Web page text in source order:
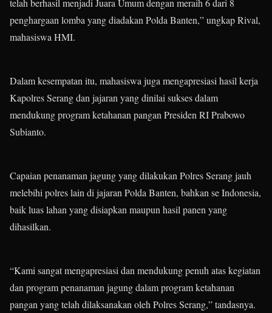
telah berhasil menjadi Juara Umum dengan meraih 6 dari 8
penghargaan lomba yang diadakan Polda Banten,” ungkap Rival,
mahasiswa HMI.
Dalam kesempatan itu, mahasiswa juga mengapresiasi hasil kerja
Kapolres Serang dan jajaran yang dinilai sukses dalam
mendukung program ketahanan pangan Presiden RI Prabowo
Subianto.
Capaian penanaman jagung yang dilakukan Polres Serang jauh
melebihi polres lain di jajaran Polda Banten, bahkan se Indonesia,
baik luas lahan yang disiapkan maupun hasil panen yang
dihasilkan.
“Kami sangat mengapresiasi dan mendukung penuh atas kegiatan
dan program penanaman jagung dalam program ketahanan
pangan yang telah dilaksanakan oleh Polres Serang,” tandasnya.